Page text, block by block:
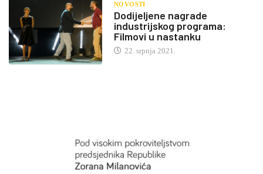
NOVOSTI
Dodijeljene nagrade
industrijskog programa:
Filmovi u nastanku
22. srpnja 2021.